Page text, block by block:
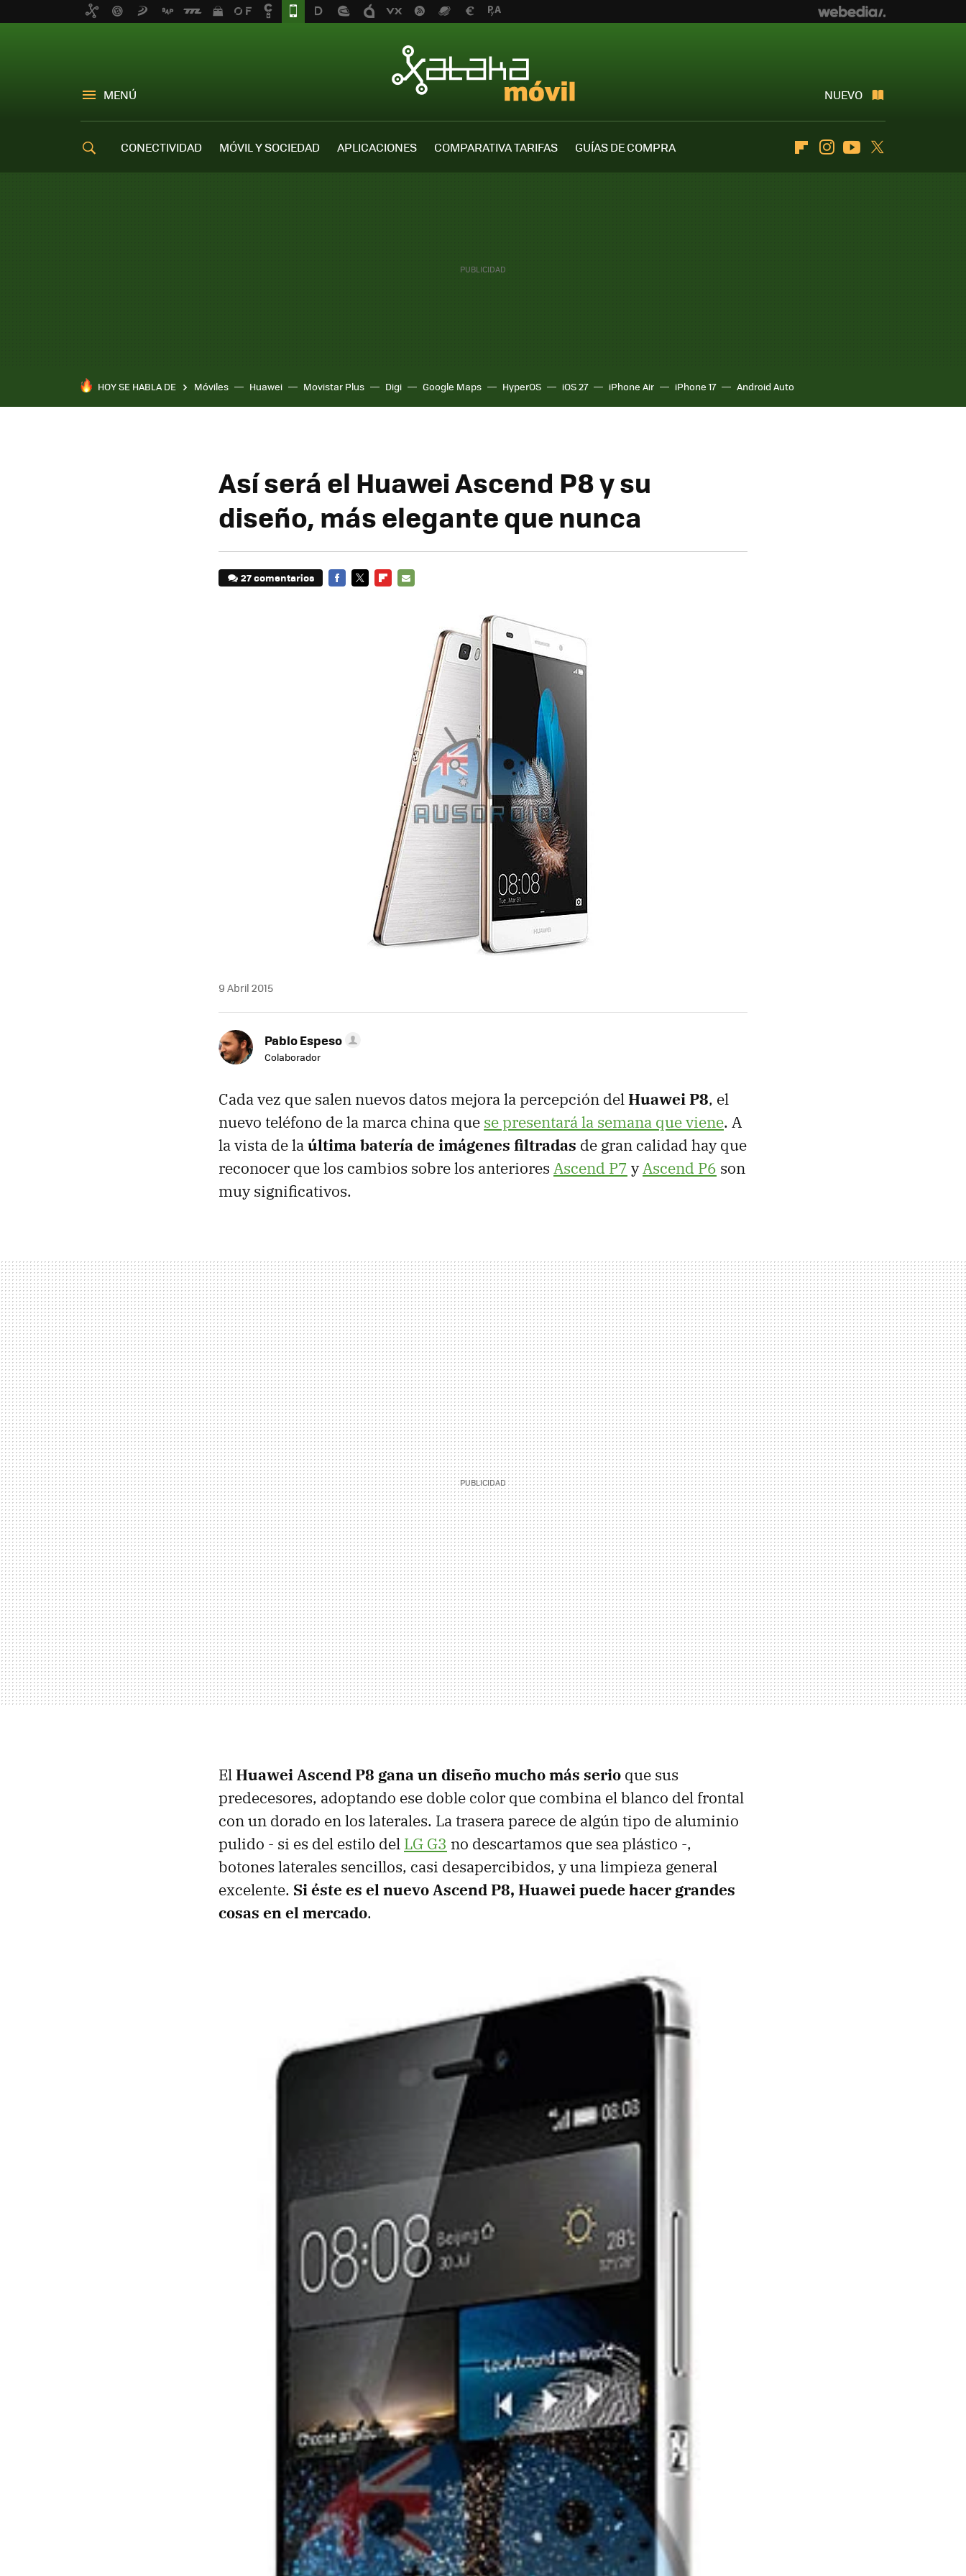
MENÚ NUEVO
CONECTIVIDAD MÓVIL Y SOCIEDAD APLICACIONES COMPARATIVA TARIFAS
GUÍAS DE COMPRA
FlipboardInstagramYoutube
HOY SE HABLA DE Móviles Huawei Movistar Plus Digi Google Maps HyperOS iOS 27 iPhone Air iPhone 17 Android Auto
Así será el Huawei Ascend P8 y su
diseño, más elegante que nunca
27 comentarios
9 Abril 2015
Pablo Espeso
Colaborador
Cada vez que salen nuevos datos mejora la percepción delHuawei P8, el
nuevo teléfono de la marca china que se presentará la semana que viene. A
la vista de laúltima batería de imágenes filtradas de gran calidad hay que
reconocer que los cambios sobre los anteriores Ascend P7 yAscend P6 son
muy significativos.
ElHuawei Ascend P8 gana un diseño mucho más serio que sus
predecesores, adoptando ese doble color que combina el blanco del frontal
con un dorado en los laterales. La trasera parece de algún tipo de aluminio
pulido - si es del estilo del LG G3 no descartamos que sea plástico -,
botones laterales sencillos, casi desapercibidos, y una limpieza general
excelente. Si éste es el nuevo Ascend P8, Huawei puede hacer grandes
cosas en el mercado.